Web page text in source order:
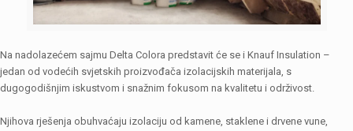
Na nadolazećem sajmu Delta Colora predstavit će se i Knauf Insulation –
jedan od vodećih svjetskih proizvođača izolacijskih materijala, s
dugogodišnjim iskustvom i snažnim fokusom na kvalitetu i održivost.
Njihova rješenja obuhvaćaju izolaciju od kamene, staklene i drvene vune,